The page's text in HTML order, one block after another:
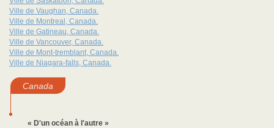
Ville de Vaughan, Canada.
Ville de Montreal, Canada.
Ville de Gatineau, Canada.
Ville de Vancouver, Canada.
Ville de Mont-tremblant, Canada.
Ville de Niagara-falls, Canada.
Canada
« D'un océan à l'autre »